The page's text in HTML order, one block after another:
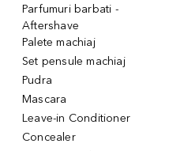
Parfumuri barbati -
Aftershave
Palete machiaj
Set pensule machiaj
Pudra
Mascara
Leave-in Conditioner
Concealer